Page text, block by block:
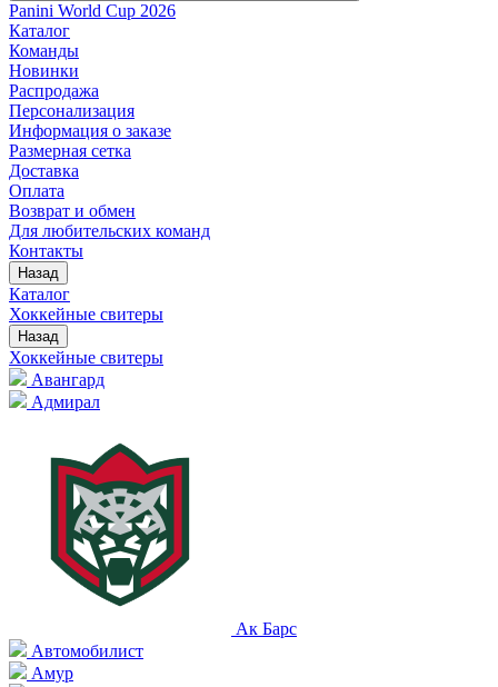
Panini World Cup 2026
Каталог
Команды
Новинки
Распродажа
Персонализация
Информация о заказе
Размерная сетка
Доставка
Оплата
Возврат и обмен
Для любительских команд
Контакты
Назад
Каталог
Хоккейные свитеры
Назад
Хоккейные свитеры
Авангард
Адмирал
Ак Барс
Автомобилист
Амур